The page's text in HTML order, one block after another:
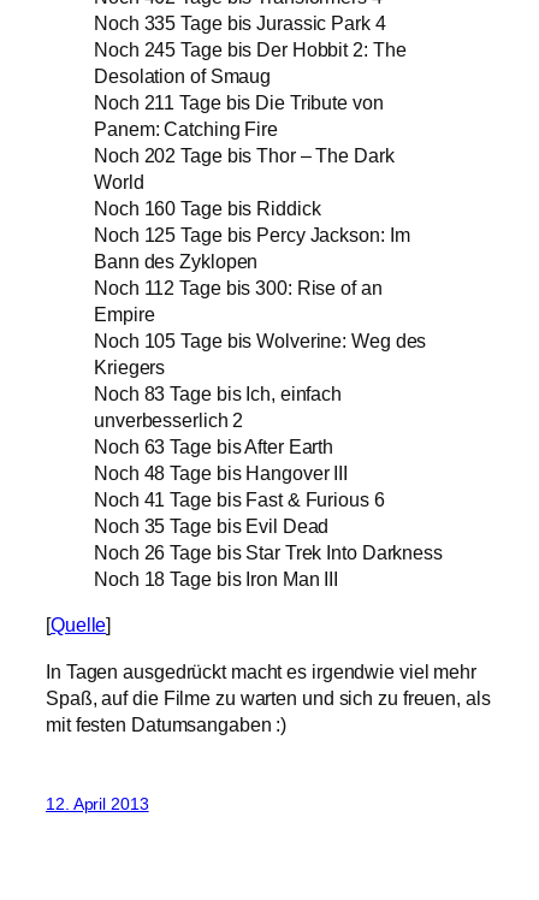
Noch 335 Tage bis Jurassic Park 4
Noch 245 Tage bis Der Hobbit 2: The
Desolation of Smaug
Noch 211 Tage bis Die Tribute von
Panem: Catching Fire
Noch 202 Tage bis Thor – The Dark
World
Noch 160 Tage bis Riddick
Noch 125 Tage bis Percy Jackson: Im
Bann des Zyklopen
Noch 112 Tage bis 300: Rise of an
Empire
Noch 105 Tage bis Wolverine: Weg des
Kriegers
Noch 83 Tage bis Ich, einfach
unverbesserlich 2
Noch 63 Tage bis After Earth
Noch 48 Tage bis Hangover III
Noch 41 Tage bis Fast & Furious 6
Noch 35 Tage bis Evil Dead
Noch 26 Tage bis Star Trek Into Darkness
Noch 18 Tage bis Iron Man III
[Quelle]
In Tagen ausgedrückt macht es irgendwie viel mehr
Spaß, auf die Filme zu warten und sich zu freuen, als
mit festen Datumsangaben :)
12. April 2013